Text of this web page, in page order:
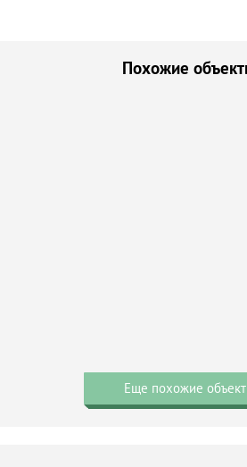
Похожие
Еще похожие